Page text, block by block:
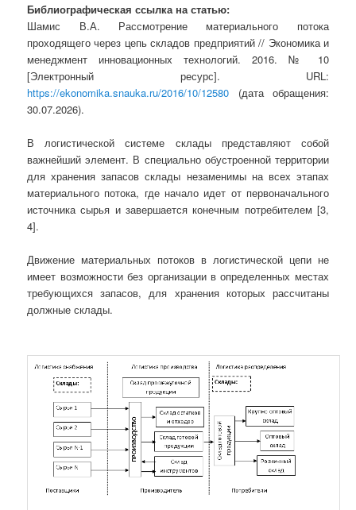
Библиографическая ссылка на статью:
Шамис В.А. Рассмотрение материального потока
проходящего через цепь складов предприятий // Экономика и
менеджмент инновационных технологий. 2016. № 10
[Электронный ресурс]. URL:
https://ekonomika.snauka.ru/2016/10/12580 (дата обращения:
30.07.2026).
В логистической системе склады представляют собой
важнейший элемент. В специально обустроенной территории
для хранения запасов склады незаменимы на всех этапах
материального потока, где начало идет от первоначального
источника сырья и завершается конечным потребителем [3,
4].
Движение материальных потоков в логистической цепи не
имеет возможности без организации в определенных местах
требующихся запасов, для хранения которых рассчитаны
должные склады.